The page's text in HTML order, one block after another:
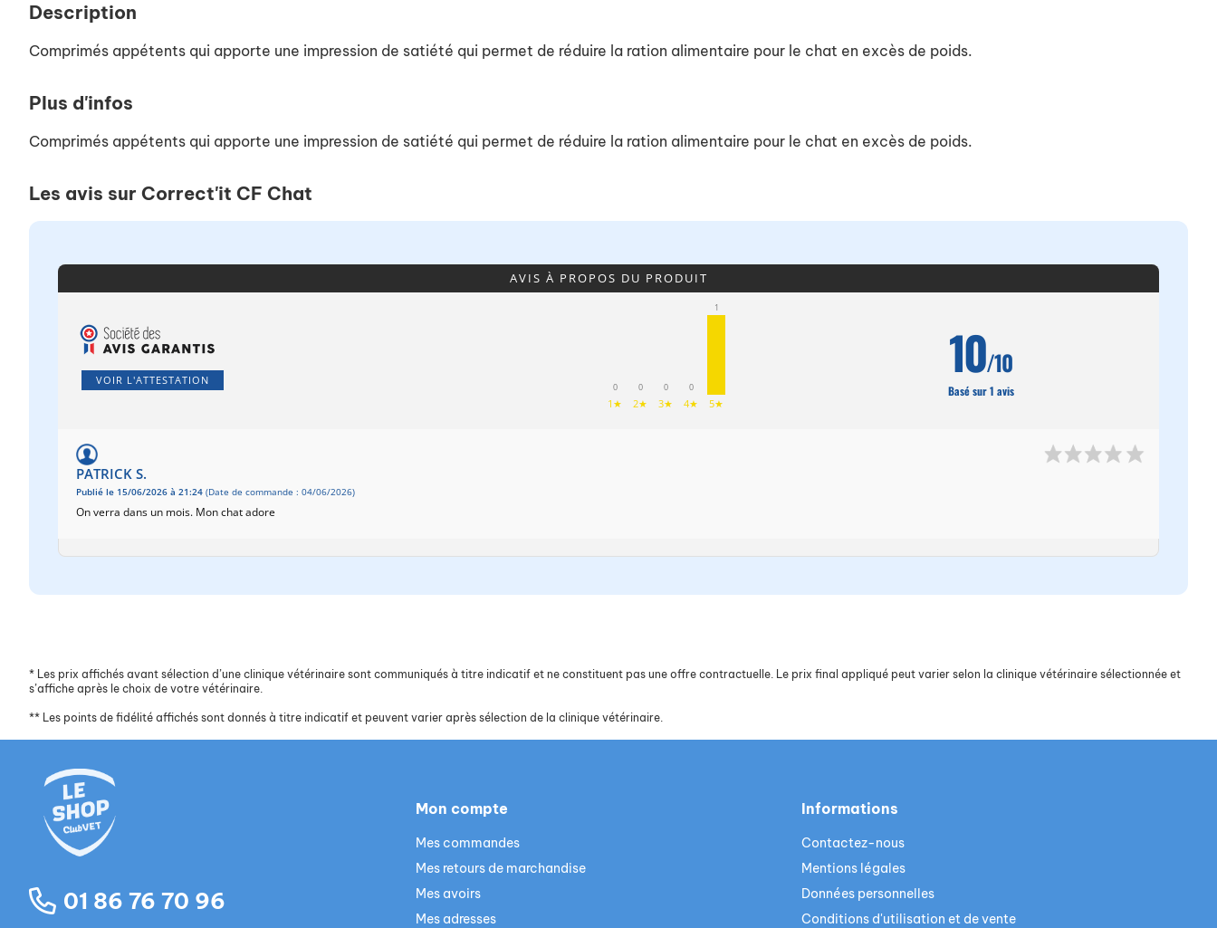
Description
Comprimés appétents qui apporte une impression de satiété qui permet de réduire la ration alimentaire pour le chat en excès de poids.
Plus d'infos
Comprimés appétents qui apporte une impression de satiété qui permet de réduire la ration alimentaire pour le chat en excès de poids.
Les avis sur Correct'it CF Chat
AVIS À PROPOS DU PRODUIT
VOIR L'ATTESTATION
0
1★
0
2★
0
3★
0
4★
1
5★
10/10
Basé sur 1 avis
PATRICK S.
Publié le 15/06/2026 à 21:24 (Date de commande : 04/06/2026)
On verra dans un mois. Mon chat adore
* Les prix affichés avant sélection d’une clinique vétérinaire sont communiqués à titre indicatif et ne constituent pas une offre contractuelle. Le prix final appliqué peut varier selon la clinique vétérinaire sélectionnée et
s’affiche après le choix de votre vétérinaire.
** Les points de fidélité affichés sont donnés à titre indicatif et peuvent varier après sélection de la clinique vétérinaire.
01 86 76 70 96
Mon compte
Mes commandes
Mes retours de marchandise
Mes avoirs
Mes adresses
Informations
Contactez-nous
Mentions légales
Données personnelles
Conditions d'utilisation et de vente